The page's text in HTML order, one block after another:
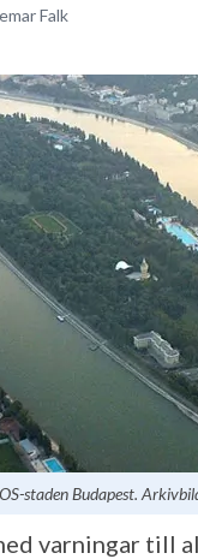
Falk
staden Budapest.
varningar till